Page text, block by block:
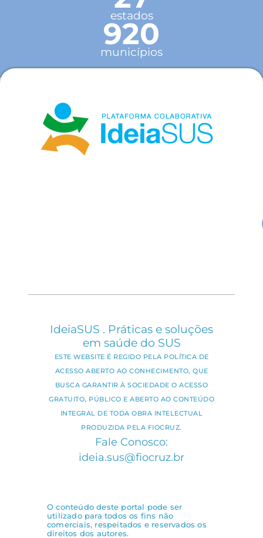
estados
920
municípios
IdeiaSUS . Práticas e soluções
em saúde do SUS
ESTE WEBSITE É REGIDO PELA POLÍTICA DE
ACESSO ABERTO AO CONHECIMENTO, QUE
BUSCA GARANTIR À SOCIEDADE O ACESSO
GRATUITO, PÚBLICO E ABERTO AO CONTEÚDO
INTEGRAL DE TODA OBRA INTELECTUAL
PRODUZIDA PELA FIOCRUZ.
Fale Conosco:
ideia.sus@fiocruz.br
O conteúdo deste portal pode ser
utilizado para todos os fins não
comerciais, respeitados e reservados os
direitos dos autores.